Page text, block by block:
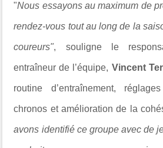
"Nous essayons au maximum de
rendez-vous tout au long de la
coureurs", souligne le
entraîneur de l’équipe, Vincent
routine d’entraînement,
chronos et amélioration de la
avons identifié ce groupe avec de